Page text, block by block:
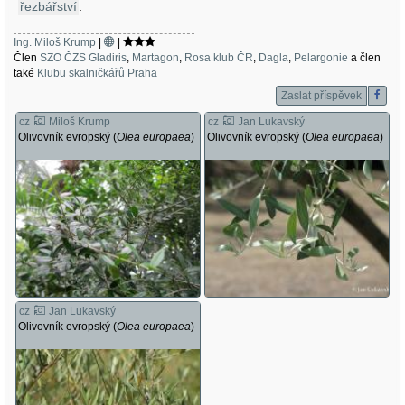
řezbářství
Ing. Miloš Krump |
|
Člen SZO ČZS Gladiris Martagon Rosa klub ČR Dagla Pelargonie a člen
také Klubu skalničkářů Praha
Zaslat příspěvek
cz
Miloš Krump
Olivovník evropský (Olea europaea)
cz
Jan Lukavský
Olivovník evropský (Olea europaea)
cz
Jan Lukavský
Olivovník evropský (Olea europaea)